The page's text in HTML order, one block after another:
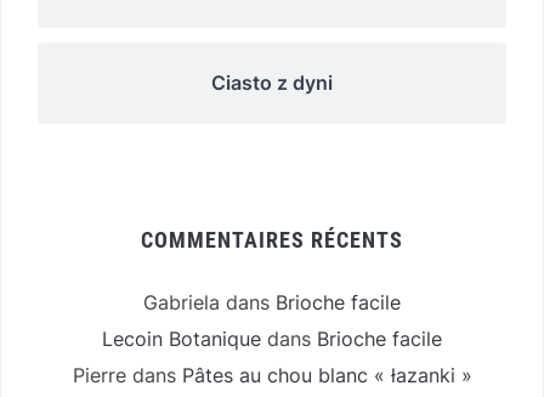
Ciasto z dyni
COMMENTAIRES RÉCENTS
Gabriela dans Brioche facile
Lecoin Botanique dans Brioche facile
Pierredans Pâtes au chou blanc « łazanki »